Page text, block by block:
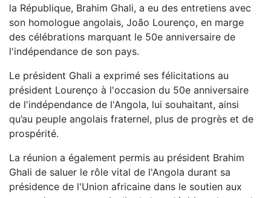
la République, Brahim Ghali, a eu des entretiens avec
son homologue angolais, João Lourenço, en marge
des célébrations marquant le 50e anniversaire de
l'indépendance de son pays.
Le président Ghali a exprimé ses félicitations au
président Lourenço à l'occasion du 50e anniversaire
de l'indépendance de l'Angola, lui souhaitant, ainsi
qu’au peuple angolais fraternel, plus de progrès et de
prospérité.
La réunion a également permis au président Brahim
Ghali de saluer le rôle vital de l'Angola durant sa
présidence de l'Union africaine dans le soutien aux